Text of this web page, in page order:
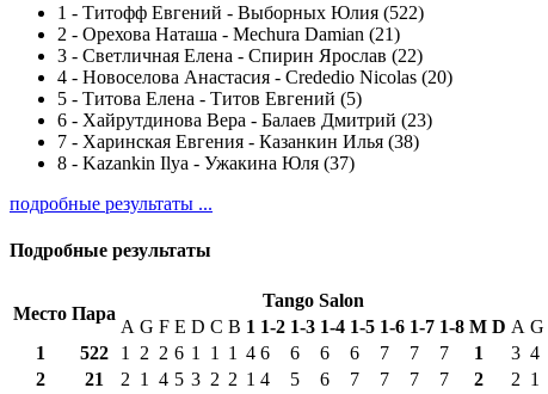
1 - Титофф Евгений - Выборных Юлия (522)
2 - Орехова Наташа - Mechura Damian (21)
3 - Светличная Елена - Спирин Ярослав (22)
4 - Новоселова Анастасия - Crededio Nicolas (20)
5 - Титова Елена - Титов Евгений (5)
6 - Хайрутдинова Вера - Балаев Дмитрий (23)
7 - Харинская Евгения - Казанкин Илья (38)
8 - Kazankin Ilya - Ужакина Юля (37)
подробные результаты ...
Подробные результаты
Место Пара
Tango Salon
A G F E D C B 1 1-2 1-3 1-4 1-5 1-6 1-7 1-8 М D A G
1
522 1 2 2 6 1 1 1 4 6 6 6 6 7 7 7 1 3 4
2
21 2 1 4 5 3 2 2 1 4 5 6 7 7 7 7 2 2 1